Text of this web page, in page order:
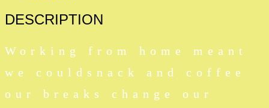
DESCRIPTION
Working from home meant
we couldsnack and coffee
our breaks change our